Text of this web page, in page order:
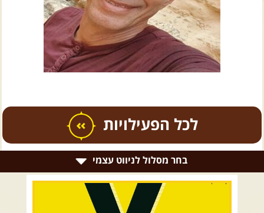
כל הפעילויות
. טיולים מודרכים בארץ .
בחר מסלול לניווט עצמי
רמת הגולן וגליל עליון